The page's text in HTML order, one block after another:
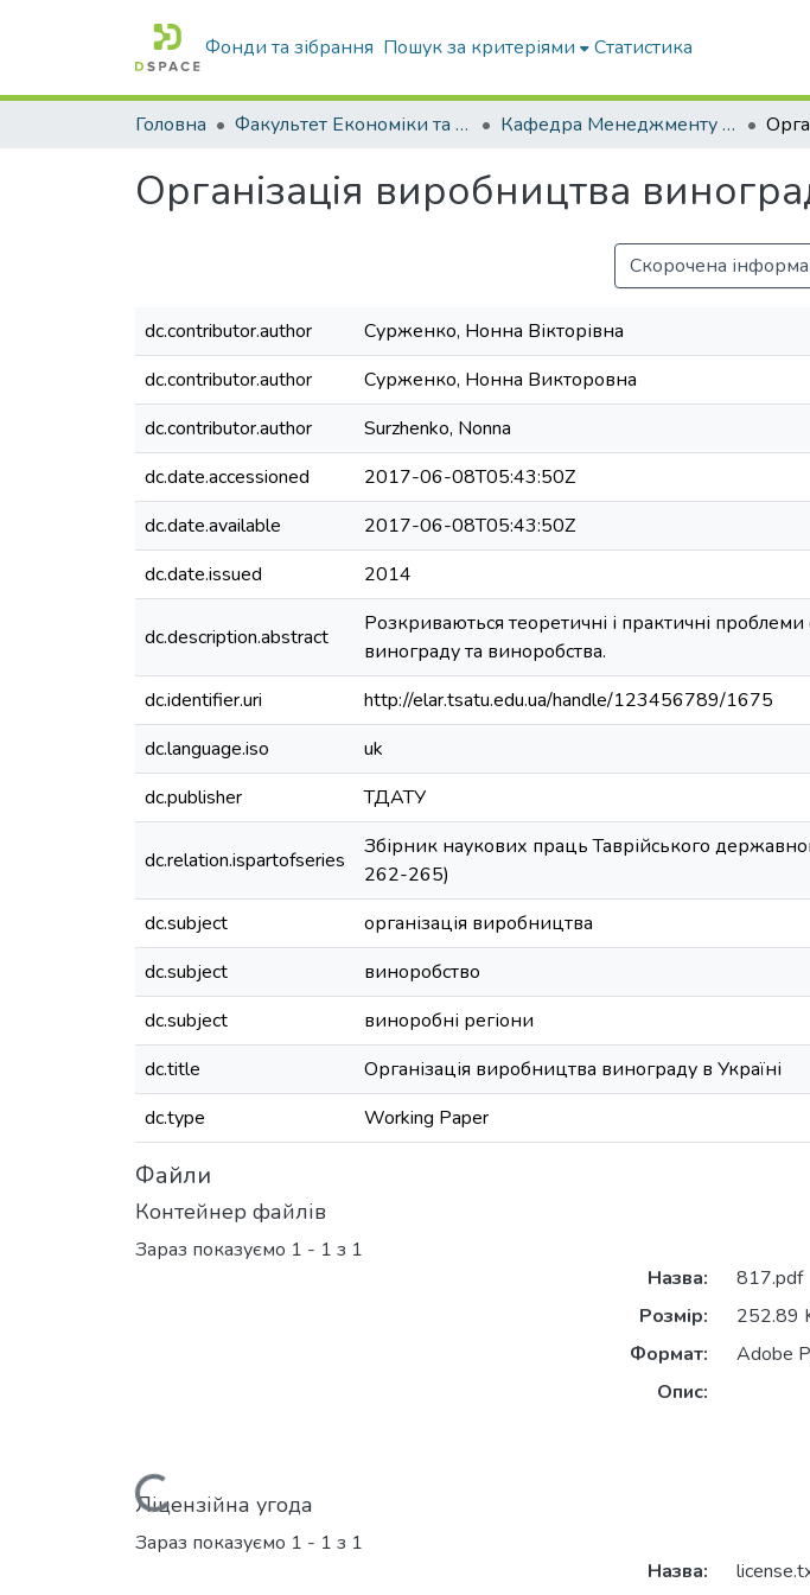
Фонди та зібрання Пошук за критеріями Статистика
Головна Факультет Економіки та бізнесу Кафедра Менеджменту та публічного адміністрування
Організація виробництва
Скорочена
dc.contributor.author
Сурженко, Нонна Вікторівна
dc.contributor.author
Сурженко, Нонна Викторовна
dc.contributor.author
Surzhenko, Nonna
dc.date.accessioned
2017-06-08T05:43:50Z
dc.date.available
2017-06-08T05:43:50Z
dc.date.issued
2014
dc.description.abstract
Розкриваються теоретичні і практичні
винограду та виноробства.
dc.identifier.uri
http://elar.tsatu.edu.ua/handle/123456789/1675
dc.language.iso
uk
dc.publisher
ТДАТУ
dc.relation.ispartofseries
Збірник наукових праць Таврійського
262-265)
dc.subject
організація виробництва
dc.subject
виноробство
dc.subject
виноробні регіони
dc.title
Організація виробництва винограду в Україні
dc.type
Working Paper
Файли
Контейнер файлів
Зараз показуємо 1 - 1 з 1
Вантажиться...
Назва:
817.pdf
Розмір:
252.89
Формат:
Adobe
Опис:
Ліцензійна угода
Зараз показуємо 1 - 1 з 1
Назва: